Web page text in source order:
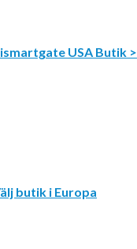
ismartgate USA Butik >